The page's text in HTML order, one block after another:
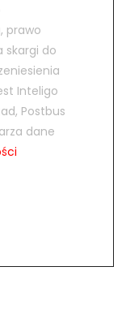
prawo
skargi do
Inteligo
Postbus
dane